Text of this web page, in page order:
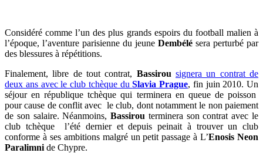
Considéré comme l’un des plus grands espoirs du football malien à
l’époque, l’aventure parisienne du jeune Dembélé sera perturbé par
des blessures à répétitions.
Finalement, libre de tout contrat, Bassirousignera un contrat de
deux ans avec le club tchèque duSlavia Prague, fin juin 2010. Un
séjour en république tchèque qui terminera en queue de poisson
pour cause de conflit avec le club, dont notamment le non paiement
de son salaire. Néanmoins,Bassirou terminera son contrat avec le
club tchèque l’été dernier et depuis peinait à trouver un club
conforme à ses ambitions malgré un petit passage à L’Enosis Neon
Paralimni de Chypre.